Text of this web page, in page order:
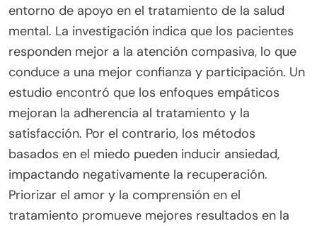
entorno de apoyo en el tratamiento de la salud
mental. La investigación indica que los pacientes
responden mejor a la atención compasiva, lo que
conduce a una mejor confianza y participación. Un
estudio encontró que los enfoques empáticos
mejoran la adherencia al tratamiento y la
satisfacción. Por el contrario, los métodos
basados en el miedo pueden inducir ansiedad,
impactando negativamente la recuperación.
Priorizar el amor y la comprensión en el
tratamiento promueve mejores resultados en la